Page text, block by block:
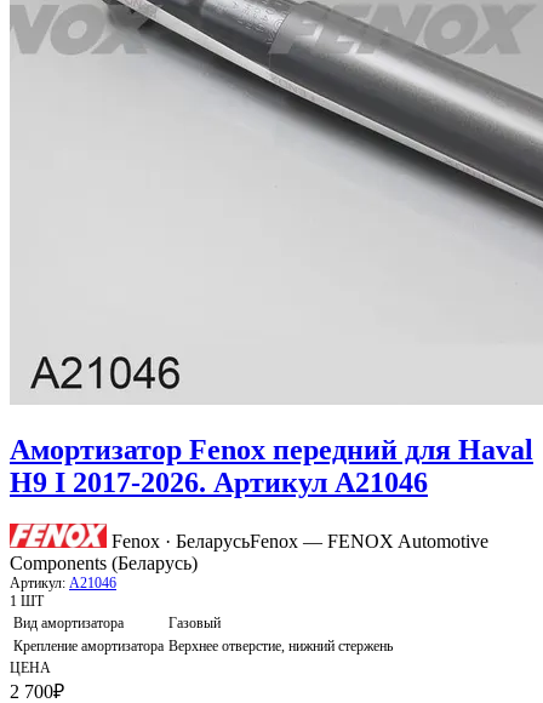
Амортизатор Fenox передний для Haval
H9 I 2017-2026. Артикул A21046
Fenox · БеларусьFenox — FENOX Automotive
Components (Беларусь)
Артикул: A21046
1 ШТ
Вид амортизатора
Газовый
Крепление амортизатора Верхнее отверстие, нижний стержень
ЦЕНА
2 700₽